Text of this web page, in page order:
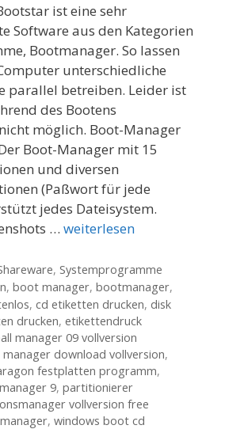
ist eine sehr
Software aus den Kategorien
Bootmanager. So lassen
unterschiedliche
parallel betreiben. Leider ist
des Bootens
möglich. Boot-Manager
Boot-Manager mit 15
und diversen
(Paßwort für jede
jedes Dateisystem.
… weiterlesen
, Systemprogramme
, boot manager, bootmanager,
, cd etiketten drucken, disk
drucken, etikettendruck
manager 09 vollversion
manager download vollversion,
festplatten programm,
9, partitionierer
vollversion free
, windows boot cd